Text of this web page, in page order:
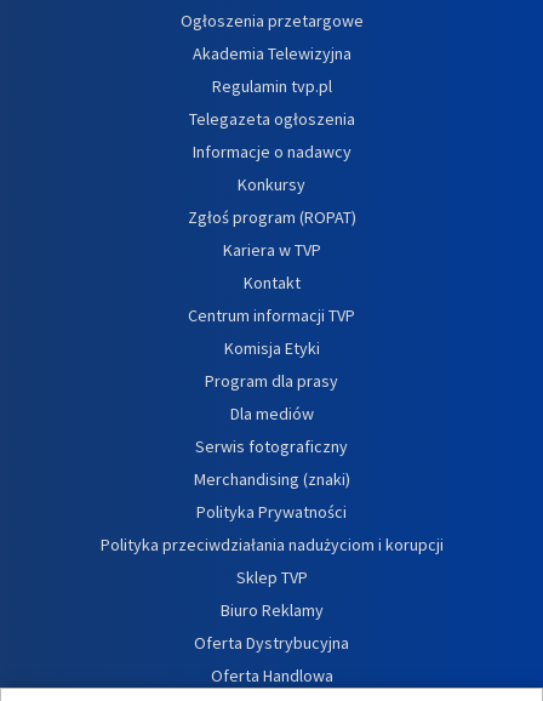
Ogłoszenia przetargowe
Akademia Telewizyjna
Regulamin tvp.pl
Telegazeta ogłoszenia
Informacje o nadawcy
Konkursy
Zgłoś program (ROPAT)
Kariera w TVP
Kontakt
Centrum informacji TVP
Komisja Etyki
Program dla prasy
Dla mediów
Serwis fotograficzny
Merchandising (znaki)
Polityka Prywatności
Polityka przeciwdziałania nadużyciom i korupcji
Sklep TVP
Biuro Reklamy
Oferta Dystrybucyjna
Oferta Handlowa